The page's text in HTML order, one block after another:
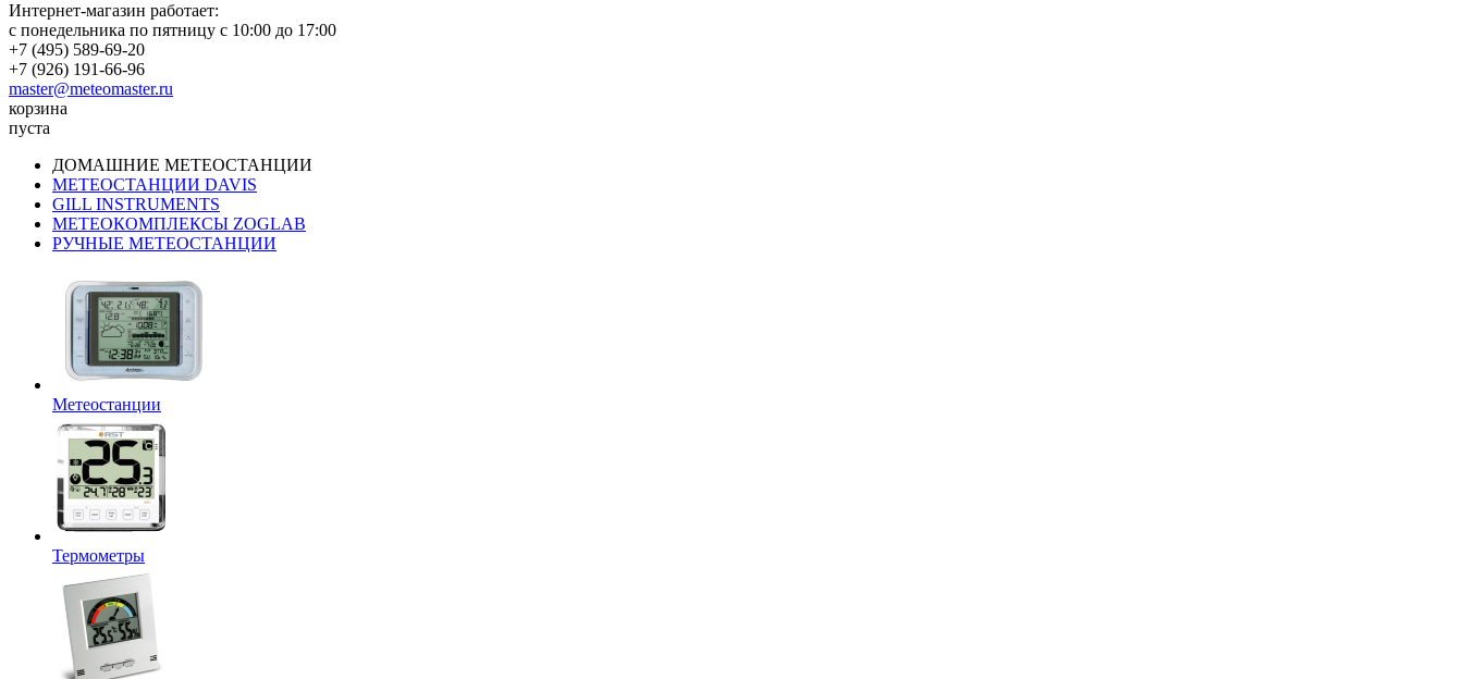
Интернет-магазин работает:
с понедельника по пятницу с 10:00 до 17:00
+7 (495) 589-69-20
+7 (926) 191-66-96
master@meteomaster.ru
корзина
пуста
ДОМАШНИЕ МЕТЕОСТАНЦИИ
МЕТЕОСТАНЦИИ DAVIS
GILL INSTRUMENTS
МЕТЕОКОМПЛЕКСЫ ZOGLAB
РУЧНЫЕ МЕТЕОСТАНЦИИ
Метеостанции
Термометры